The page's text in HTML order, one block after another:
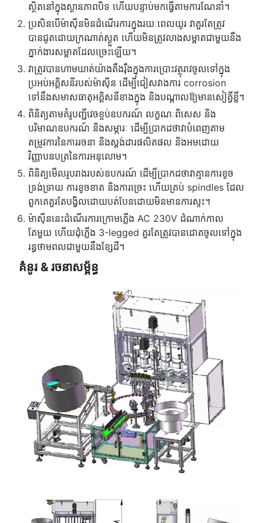
ស្ថិតនៅក្នុងស្ថានភាពបិទ ហើយបន្ទាប់មកធ្វើតាមការណែនាំ។
ប្រសិនបើម៉ាស៊ីនមិនដំណើរការក្នុងរយៈពេលយូរ វាគួរតែត្រូវ
បានជូតដោយក្រណាត់ស្ងួត ហើយមិនត្រូវលាងសម្អាតជាមួយនឹង
ភ្នាក់ងារសម្អាតដែលច្រេះឡើយ។
វាត្រូវបានហាមឃាត់យ៉ាងតឹងរ៉ឹងក្នុងការប្រោះវត្ថុរាវចូលទៅក្នុង
ប្រអប់អគ្គិសនីរបស់ម៉ាស៊ីន ដើម្បីជៀសវាងការ corrosion
ទៅនឹងសមាសធាតុអគ្គិសនីខាងក្នុង និងបណ្តាលឱ្យមានសៀគ្វីខ្លី។
ពិនិត្យ​តាម​គំរូ​បញ្ជី​វេចខ្ចប់​ឧបករណ៍ លក្ខណៈ​ពិសេស និង​
បរិមាណ​ឧបករណ៍ និង​សម្ភារៈ ដើម្បី​ប្រាកដ​ថា​វា​បំពេញ​តាម​
តម្រូវការ​នៃ​ការ​រចនា និង​ស្តង់ដារ​ផលិតផល និង​អម​ដោយ​
វិញ្ញាបនបត្រ​នៃ​ការ​អនុលោម។
ពិនិត្យមើលរូបរាងរបស់ឧបករណ៍ ដើម្បីប្រាកដថាវាគ្មានការខូច
ទ្រង់ទ្រាយ ការខូចខាត និងការច្រេះ ហើយគ្រប់ spindles ដែល
ពួកគេគួរតែបង្វិលដោយបត់បែនដោយមិនមានការស្ទះ។
ម៉ាស៊ីននេះដំណើរការក្រោមភ្លើង AC 230V ដំណាក់កាល
តែមួយ ហើយដុំភ្លើង 3-legged គួរតែត្រូវបានដោតចូលទៅក្នុង
រន្ធថាមពលជាមួយនឹងខ្សែដី។
គំនូរ & រចនាសម្ព័ន្ធ